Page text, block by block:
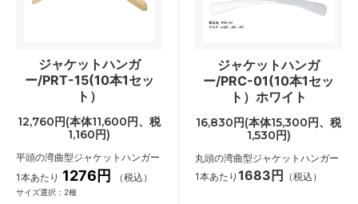
ジャケットハンガ
ー/PRT-15(10本1セッ
ト）
12,760円(本体11,600円、税
1,160円)
平頭の湾曲型ジャケットハンガー
1本あたり 1276円 （税込）
サイズ選択：2種
ジャケットハンガ
ー/PRC-01(10本1セッ
ト）ホワイト
16,830円(本体15,300円、税
1,530円)
丸頭の湾曲型ジャケットハンガー
1本あたり 1683円 （税込）